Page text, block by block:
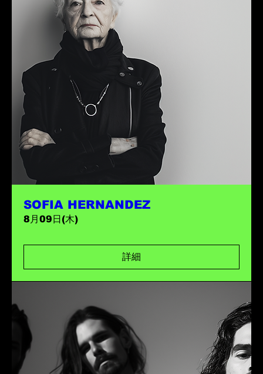
SOFIA HERNANDEZ
8月09日(木)
詳細